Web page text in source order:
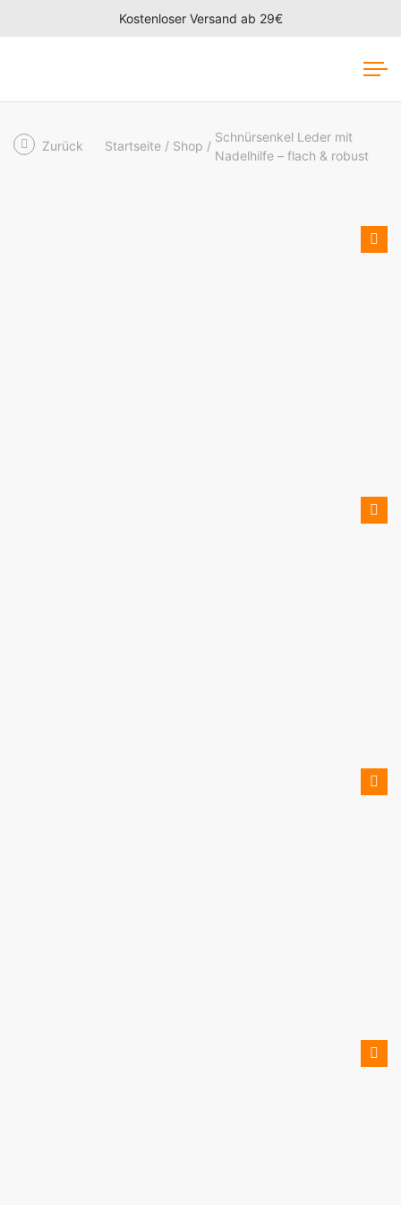
Kostenloser Versand ab 29€
Zurück Startseite Shop
Schnürsenkel Leder mit
Nadelhilfe – flach & robust